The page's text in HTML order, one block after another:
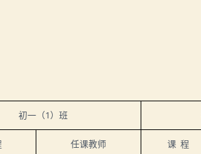
初一（1）班
任课教师 课 程